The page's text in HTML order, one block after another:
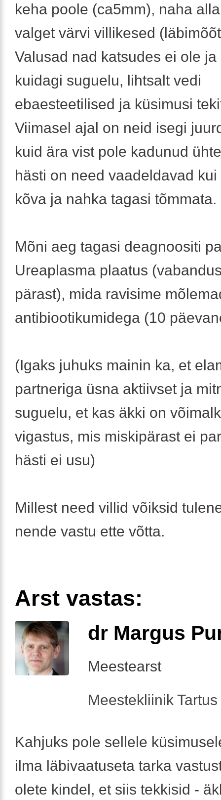
keha poole (ca5mm), naha
valget värvi villikesed
Valusad nad katsudes ei ole
kuidagi suguelu, lihtsalt vedi
ebaesteetilised ja küsimusi
Viimasel ajal on neid isegi
kuid ära vist pole kadunud
hästi on need vaadeldavad
kõva ja nahka tagasi tõmmata.
Mõni aeg tagasi deagnoositi
Ureaplasma plaatus
pärast), mida ravisime
antibiootikumidega (10
(Igaks juhuks mainin ka, et
partneriga üsna aktiivset ja
suguelu, et kas äkki on
vigastus, mis miskipärast ei
hästi ei usu)
Millest need villid võiksid
nende vastu ette võtta.
Arst vastas:
dr Margus
Meestearst
Meestekliinik
Kahjuks pole sellele
ilma läbivaatuseta tarka
olete kindel, et siis tekkisid -